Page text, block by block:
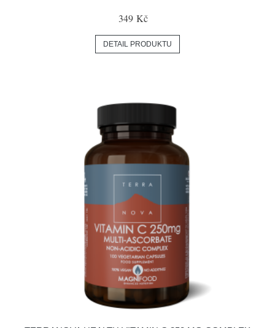
349 Kč
DETAIL PRODUKTU